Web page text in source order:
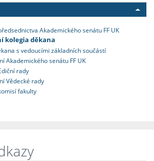
Akademického senátu FF UK
kolegia děkana
s vedoucími základních součástí
Akademického senátu FF UK
rady
Vědecké rady
fakulty